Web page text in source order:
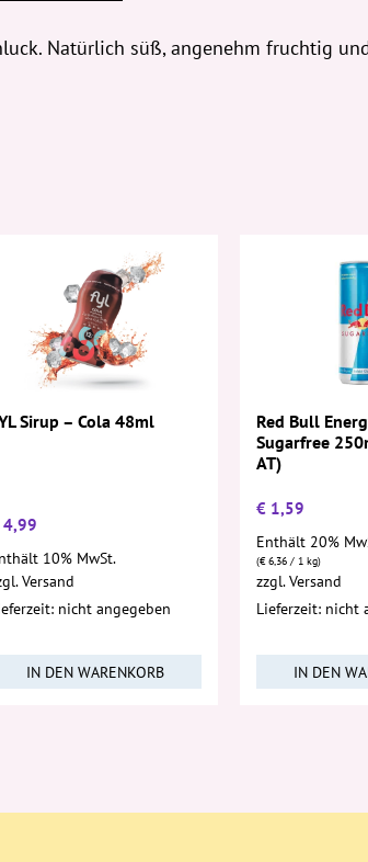
Natürlich süß, angenehm fruchtig
Sirup – Cola 48ml
4,99
10% MwSt.
Versand
nicht angegeben
IN DEN WARENKORB
Red Bull
Sugarfree
AT)
€ 1,59
Enthält 20%
(€6,36 / 1 kg)
zzgl.Versand
Lieferzeit: nicht
IN DEN